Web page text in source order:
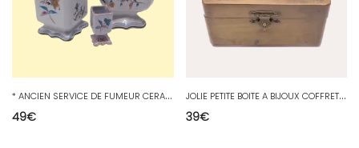
*
ANCIEN SERVICE DE FUMEUR CERAMIQUE signé Sx CLEIX fleurs colorées émail D
49€
J
OLIE PETITE BOITE A BIJOUX COFFRET BOIS SOUVENIR DE NICE 1900 DECOR OISEAUX
39€